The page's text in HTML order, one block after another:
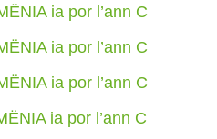
ia por l’ann C
ia por l’ann C
ia por l’ann C
ia por l’ann C